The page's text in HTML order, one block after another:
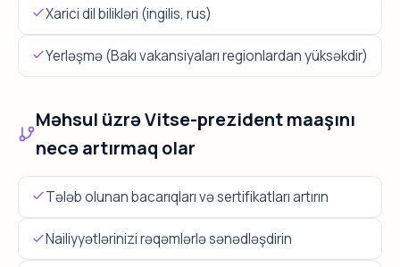
Xarici dil bilikləri (ingilis, rus)
Yerləşmə (Bakı vakansiyaları regionlardan yüksəkdir)
Məhsul üzrə Vitse-prezident maaşını
necə artırmaq olar
Tələb olunan bacarıqları və sertifikatları artırın
Nailiyyətlərinizi rəqəmlərlə sənədləşdirin